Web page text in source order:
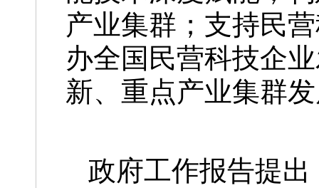
产业集群；支持民
办全国民营科技企
新、重点产业集群
政府工作报告提